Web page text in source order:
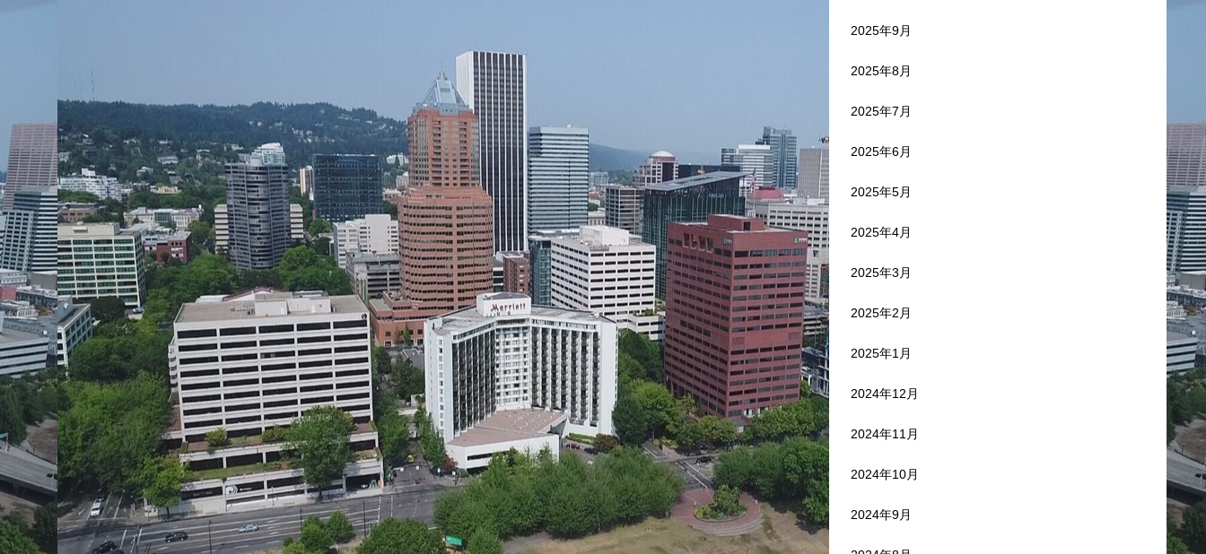
2025年9月
2025年8月
2025年7月
2025年6月
2025年5月
2025年4月
2025年3月
2025年2月
2025年1月
2024年12月
2024年11月
2024年10月
2024年9月